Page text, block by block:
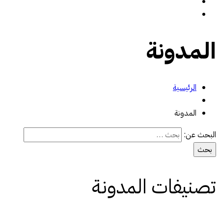
المدونة
الرئيسية
المدونة
البحث عن:
تصنيفات المدونة